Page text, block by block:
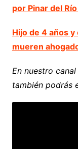
por Pinar del
Hijo de 4 años
mueren
En nuestro
también podrás